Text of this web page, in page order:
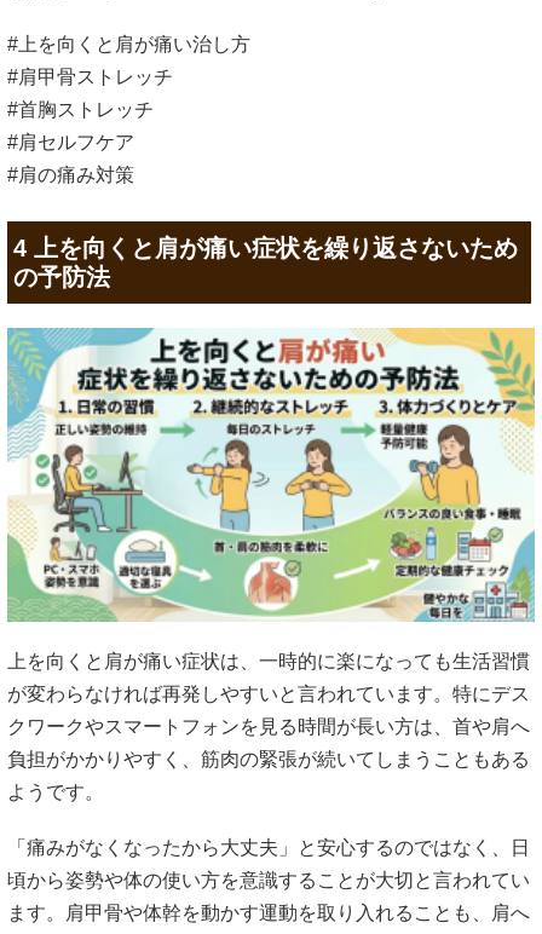
#上を向くと肩が痛い治し方
#肩甲骨ストレッチ
#首胸ストレッチ
#肩セルフケア
#肩の痛み対策
4 上を向くと肩が痛い症状を繰り返さないため
の予防法
上を向くと肩が痛い症状は、一時的に楽になっても生活習慣
が変わらなければ再発しやすいと言われています。特にデス
クワークやスマートフォンを見る時間が長い方は、首や肩へ
負担がかかりやすく、筋肉の緊張が続いてしまうこともある
ようです。
「痛みがなくなったから大丈夫」と安心するのではなく、日
頃から姿勢や体の使い方を意識することが大切と言われてい
ます。肩甲骨や体幹を動かす運動を取り入れることも、肩へ